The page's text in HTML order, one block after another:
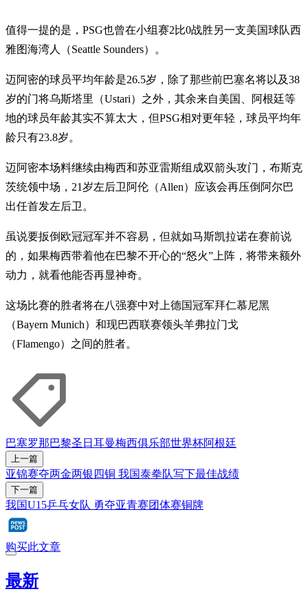
值得一提的是，PSG也曾在小组赛2比0战胜另一支美国球队西
雅图海湾人（Seattle Sounders）。
迈阿密的球员平均年龄是26.5岁，除了那些前巴塞名将以及38
岁的门将乌斯塔里（Ustari）之外，其余来自美国、阿根廷等
地的球员年龄其实不算太大，但PSG相对更年轻，球员平均年
龄只有23.8岁。
迈阿密本场料继续由梅西和苏亚雷斯组成双箭头攻门，布斯克
茨统领中场，21岁左后卫阿伦（Allen）应该会再压倒阿尔巴
出任首发左后卫。
虽说要扳倒欧冠冠军并不容易，但就如马斯凯拉诺在赛前说
的，如果梅西带着他在巴黎不开心的“怒火”上阵，将带来额外
动力，就看他能否再显神奇。
这场比赛的胜者将在八强赛中对上德国冠军拜仁慕尼黑
（Bayern Munich）和现巴西联赛领头羊弗拉门戈
（Flamengo）之间的胜者。
巴塞罗那巴黎圣日耳曼梅西俱乐部世界杯阿根廷
上一篇
亚锦赛夺两金两银四铜 我国泰拳队写下最佳战绩
下一篇
我国U15乒乓女队 勇夺亚青赛团体赛铜牌
购买此文章
最新